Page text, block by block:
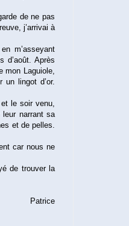
de ne pas
j’arrivai à
m’asseyant
d’août. Après
mon Laguiole,
un lingot d’or.
le soir venu,
leur narrant sa
et de pelles.
car nous ne
de trouver la
Patrice